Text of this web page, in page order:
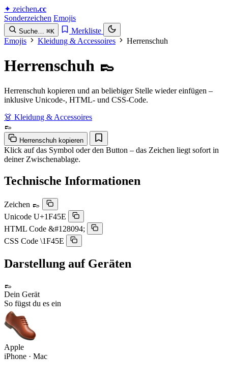
✦ zeichen.cc
Sonderzeichen Emojis
Suche… ⌘K
Merkliste
Emojis
Kleidung & Accessoires Herrenschuh
Herrenschuh 👞
Herrenschuh kopieren und an beliebiger Stelle wieder einfügen –
inklusive Unicode-, HTML- und CSS-Code.
👗 Kleidung & Accessoires
👞
Herrenschuh kopieren
Klick auf das Symbol oder den Button – das Zeichen liegt sofort in
deiner Zwischenablage.
Technische Informationen
Zeichen 👞
Unicode U+1F45E
HTML Code &#128094;
CSS Code \1F45E
Darstellung auf Geräten
👞
Dein Gerät
So fügst du es ein
Apple
iPhone · Mac